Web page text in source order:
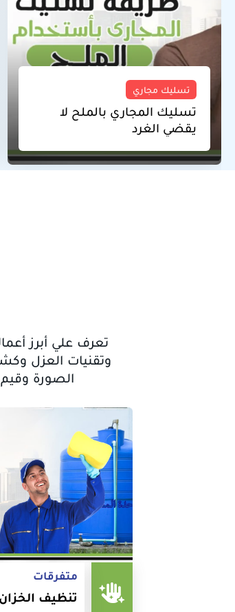
تسليك مجاري
أفضل شركة تسليك مجاري
شرق الرياض
تعرف علي أبرز
وتقنيات العزل
الصورة
متفرقات
تنظيف